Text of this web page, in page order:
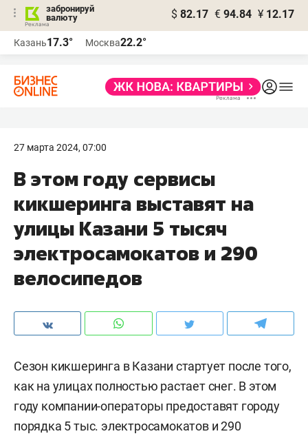
забронируй
валюту
$ 82.17 € 94.84 ¥ 12.17
Казань17.3° Москва22.2°
27 марта 2024, 07:00
В этом году сервисы
кикшеринга выставят на
улицы Казани 5 тысяч
электросамокатов и 290
велосипедов
Сезон кикшеринга в Казани стартует после того,
как на улицах полностью растает снег. В этом
году компании-операторы предоставят городу
порядка 5 тыс. электросамокатов и 290